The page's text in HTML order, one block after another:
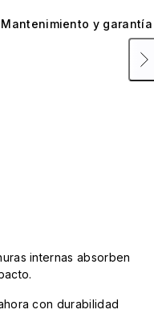
Mantenimiento y garantía
internas absorben
con durabilidad